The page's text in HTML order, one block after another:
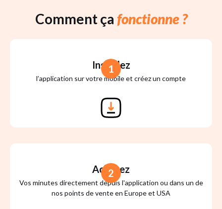
Comment ça fonctionne ?
Installez
l’application sur votre mobile et créez un compte
1
Achetez
Vos minutes directement depuis l'application ou dans un de
nos points de vente en Europe et USA
2